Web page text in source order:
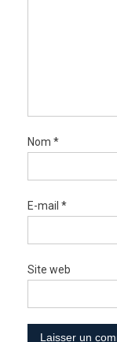
Nom *
E-mail *
Site web